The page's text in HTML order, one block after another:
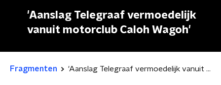
'Aanslag Telegraaf vermoedelijk
vanuit motorclub Caloh Wagoh'
Fragmenten 'Aanslag Telegraaf vermoedelijk vanuit motorclub Caloh Wagoh'